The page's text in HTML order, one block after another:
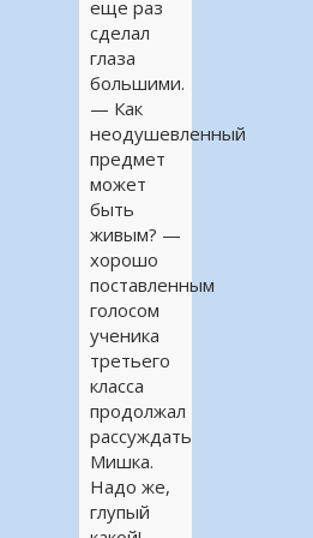
еще раз
сделал
глаза
большими.
— Как
неодушевленный
предмет
может
быть
живым? —
хорошо
поставленным
голосом
ученика
третьего
класса
продолжал
рассуждать
Мишка.
Надо же,
глупый